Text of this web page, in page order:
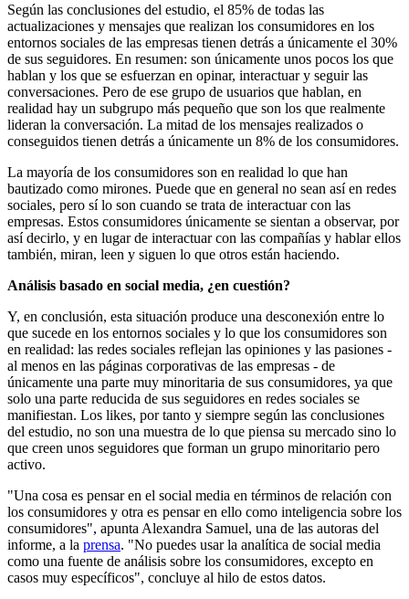
Según las conclusiones del estudio, el 85% de todas las
actualizaciones y mensajes que realizan los consumidores en los
entornos sociales de las empresas tienen detrás a únicamente el 30%
de sus seguidores. En resumen: son únicamente unos pocos los que
hablan y los que se esfuerzan en opinar, interactuar y seguir las
conversaciones. Pero de ese grupo de usuarios que hablan, en
realidad hay un subgrupo más pequeño que son los que realmente
lideran la conversación. La mitad de los mensajes realizados o
conseguidos tienen detrás a únicamente un 8% de los consumidores.
La mayoría de los consumidores son en realidad lo que han
bautizado como mirones. Puede que en general no sean así en redes
sociales, pero sí lo son cuando se trata de interactuar con las
empresas. Estos consumidores únicamente se sientan a observar, por
así decirlo, y en lugar de interactuar con las compañías y hablar ellos
también, miran, leen y siguen lo que otros están haciendo.
Análisis basado en social media, ¿en cuestión?
Y, en conclusión, esta situación produce una desconexión entre lo
que sucede en los entornos sociales y lo que los consumidores son
en realidad: las redes sociales reflejan las opiniones y las pasiones -
al menos en las páginas corporativas de las empresas - de
únicamente una parte muy minoritaria de sus consumidores, ya que
solo una parte reducida de sus seguidores en redes sociales se
manifiestan. Los likes, por tanto y siempre según las conclusiones
del estudio, no son una muestra de lo que piensa su mercado sino lo
que creen unos seguidores que forman un grupo minoritario pero
activo.
"Una cosa es pensar en el social media en términos de relación con
los consumidores y otra es pensar en ello como inteligencia sobre los
consumidores", apunta Alexandra Samuel, una de las autoras del
informe, a la prensa. "No puedes usar la analítica de social media
como una fuente de análisis sobre los consumidores, excepto en
casos muy específicos", concluye al hilo de estos datos.